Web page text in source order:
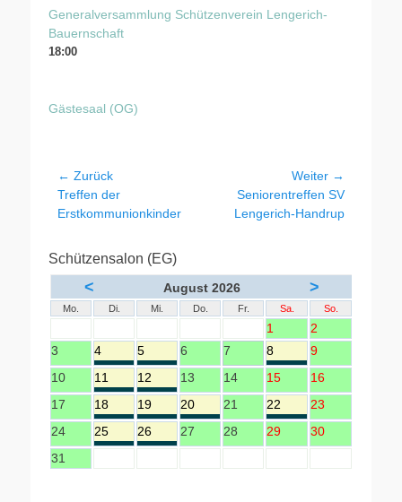
Generalversammlung Schützenverein Lengerich-
Bauernschaft
18:00
Gästesaal (OG)
Beitragsnavigation
← Zurück
Vorheriger
Beitrag:
Treffen der
Erstkommunionkinder
Weiter →
Nächster
Beitrag:
Seniorentreffen SV
Lengerich-Handrup
Schützensalon (EG)
< August 2026 >
Mo. Di. Mi. Do. Fr. Sa. So.
1
2
3
4 5 6 7 8
9
10
11 12 13 14 15
16
17
18 19 20 21 22
23
24
25 26 27 28 29
30
31